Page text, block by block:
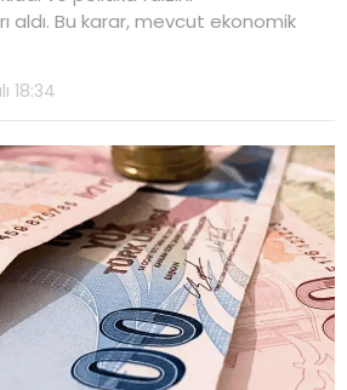
aldı. Bu karar, mevcut ekonomik
18:34